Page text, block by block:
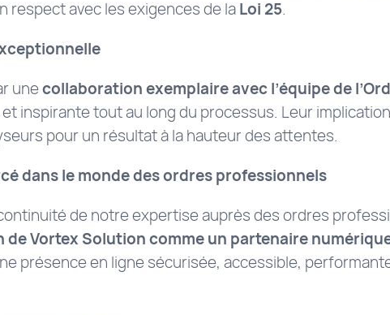
respect avec les exigences de la Loi 25.
unecollaboration exemplaire avec l’équipe de
inspirante tout au long du processus. Leur
pour un résultat à la hauteur des attentes.
dans le monde des ordres professionnels
de notre expertise auprès des ordres
Vortex Solution comme un partenaire
présence en ligne sécurisée, accessible,